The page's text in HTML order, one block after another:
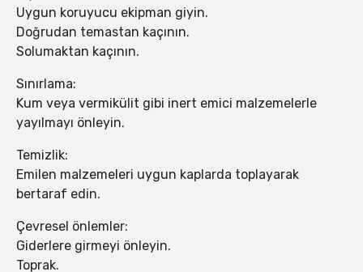
Uygun koruyucu ekipman giyin.
Doğrudan temastan kaçının.
Solumaktan kaçının.
Sınırlama:
Kum veya vermikülit gibi inert emici malzemelerle
yayılmayı önleyin.
Temizlik:
Emilen malzemeleri uygun kaplarda toplayarak
bertaraf edin.
Çevresel önlemler:
Giderlere girmeyi önleyin.
Toprak.